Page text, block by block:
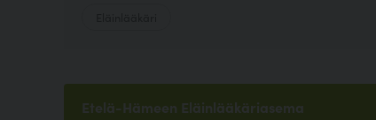
Etelä-Hämeen Eläinlääkäriasema